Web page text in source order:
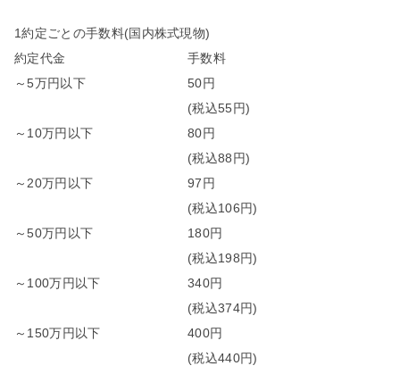
1約定ごとの手数料(国内株式現物)
約定代金
手数料
～5万円以下
50円
(税込55円)
～10万円以下
80円
(税込88円)
～20万円以下
97円
(税込106円)
～50万円以下
180円
(税込198円)
～100万円以下
340円
(税込374円)
～150万円以下
400円
(税込440円)